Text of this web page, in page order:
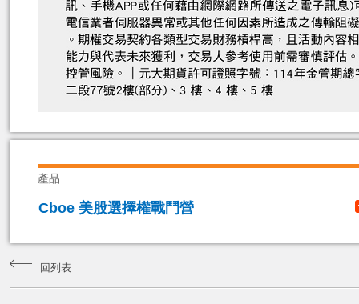
產品
Cboe 美股選擇權戰鬥營
回列表